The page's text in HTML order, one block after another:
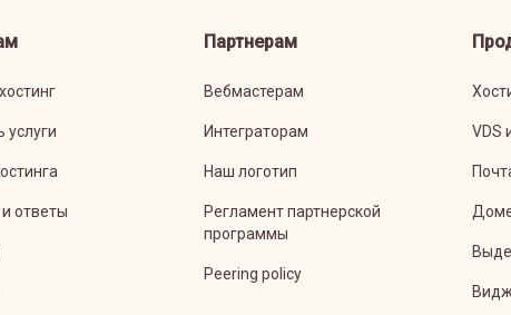
услуги
ответы
Партнерам
Вебмастерам
Интеграторам
Наш логотип
Регламент партнерской
программы
Peering policy
VDS